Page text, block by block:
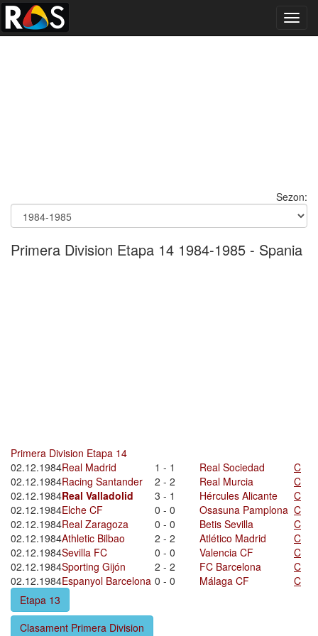
Sezon:
Primera Division Etapa 14 1984-1985 - Spania
Primera Division Etapa 14
02.12.1984Real Madrid 1 - 1 Real Sociedad
C
02.12.1984Racing Santander 2 - 2 Real Murcia
C
02.12.1984Real Valladolid 3 - 1 Hércules Alicante
C
02.12.1984Elche CF 0 - 0 Osasuna Pamplona C
02.12.1984Real Zaragoza 0 - 0 Betis Sevilla
C
02.12.1984Athletic Bilbao 2 - 2 Atlético Madrid
C
02.12.1984Sevilla FC 0 - 0 Valencia CF
C
02.12.1984Sporting Gijón 2 - 2 FC Barcelona
C
02.12.1984Espanyol Barcelona 0 - 0 Málaga CF
C
Etapa 13
Clasament Primera Division